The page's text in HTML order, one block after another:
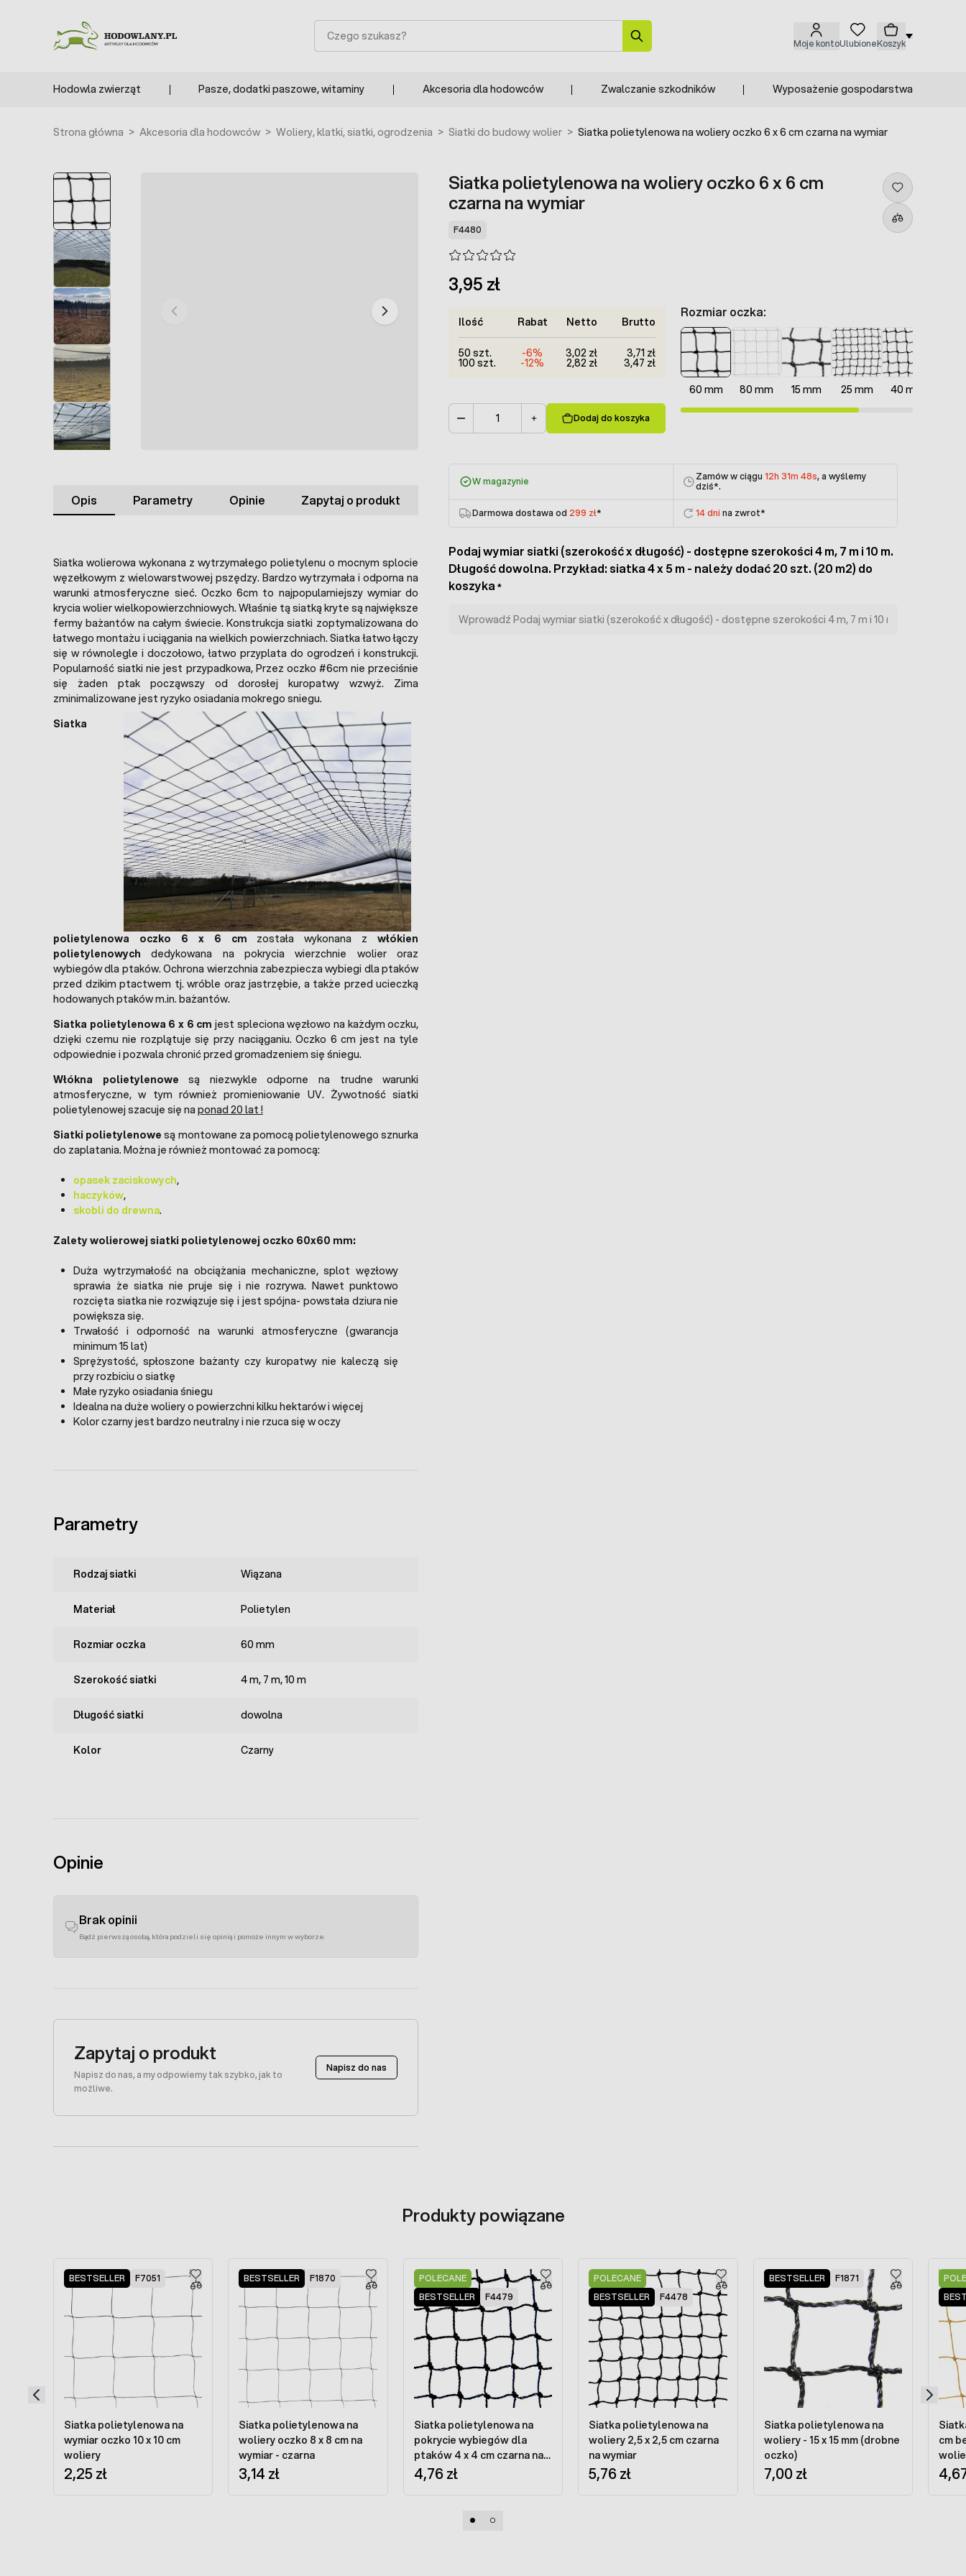
Moje kontoUlubioneKoszyk
Szukaj
Hodowla zwierząt Pasze, dodatki paszowe, witaminy Akcesoria dla hodowców Zwalczanie szkodników Wyposażenie gospodarstwa
Strona główna > Akcesoria dla hodowców > Woliery, klatki, siatki, ogrodzenia > Siatki do budowy wolier > Siatka polietylenowa na woliery oczko 6 x 6 cm czarna na wymiar
Siatka polietylenowa na woliery oczko 6 x 6 cm
czarna na wymiar
F4480
3,95 zł
Dodaj do koszyka
Rozmiar oczka:
60 mm 80 mm 15 mm 25 mm 40 mm
Ilość Rabat Netto Brutto
50 szt. -6% 3,02 zł 3,71 zł
100 szt. -12% 2,82 zł 3,47 zł
W magazynie Zamów w ciągu 12h 31m 47s, a wyślemy
dziś*.
Darmowa dostawa od 299 zł* 14 dni na zwrot*
Podaj wymiar siatki (szerokość x długość) - dostępne szerokości 4 m, 7 m i 10 m.
Długość dowolna. Przykład: siatka 4 x 5 m - należy dodać 20 szt. (20 m2) do
koszyka*
Opis Parametry Opinie Zapytaj o produkt
Siatka wolierowa wykonana z wytrzymałego polietylenu o mocnym splocie
węzełkowym z wielowarstwowej pszędzy. Bardzo wytrzymała i odporna na
warunki atmosferyczne sieć. Oczko 6cm to najpopularniejszy wymiar do
krycia wolier wielkopowierzchniowych. Właśnie tą siatką kryte są największe
fermy bażantów na całym świecie. Konstrukcja siatki zoptymalizowana do
łatwego montażu i uciągania na wielkich powierzchniach. Siatka łatwo łączy
się w równolegle i doczołowo, łatwo przyplata do ogrodzeń i konstrukcji.
Popularność siatki nie jest przypadkowa, Przez oczko #6cm nie przeciśnie
się żaden ptak począwszy od dorosłej kuropatwy wzwyż. Zima
zminimalizowane jest ryzyko osiadania mokrego sniegu.
Siatka
polietylenowa oczko 6 x 6 cm została wykonana zwłókien
polietylenowych dedykowana na pokrycia wierzchnie wolier oraz
wybiegów dla ptaków. Ochrona wierzchnia zabezpiecza wybiegi dla ptaków
przed dzikim ptactwem tj. wróble oraz jastrzębie, a także przed ucieczką
hodowanych ptaków m.in. bażantów.
Siatka polietylenowa 6 x 6 cm jest spleciona węzłowo na każdym oczku,
dzięki czemu nie rozplątuje się przy naciąganiu. Oczko 6 cm jest na tyle
odpowiednie i pozwala chronić przed gromadzeniem się śniegu.
Włókna polietylenowe są niezwykle odporne na trudne warunki
atmosferyczne, w tym również promieniowanie UV. Żywotność siatki
polietylenowej szacuje się na ponad 20 lat !
Siatki polietylenowe są montowane za pomocą polietylenowego sznurka
do zaplatania. Można je również montować za pomocą:
opasek zaciskowych,
haczyków,
skobli do drewna.
Zalety wolierowej siatki polietylenowej oczko 60x60 mm:
Duża wytrzymałość na obciążania mechaniczne, splot węzłowy
sprawia że siatka nie pruje się i nie rozrywa. Nawet punktowo
rozcięta siatka nie rozwiązuje się i jest spójna- powstała dziura nie
powiększa się.
Trwałość i odporność na warunki atmosferyczne (gwarancja
minimum 15 lat)
Sprężystość, spłoszone bażanty czy kuropatwy nie kaleczą się
przy rozbiciu o siatkę
Małe ryzyko osiadania śniegu
Idealna na duże woliery o powierzchni kilku hektarów i więcej
Kolor czarny jest bardzo neutralny i nie rzuca się w oczy
Parametry
Rodzaj siatki Wiązana
Materiał Polietylen
Rozmiar oczka 60 mm
Szerokość siatki 4 m, 7 m, 10 m
Długość siatki dowolna
Kolor Czarny
Opinie
Brak opinii
Bądź pierwszą osobą, która podzieli się opinią i pomoże innym w wyborze.
Zapytaj o produkt
Napisz do nas, a my odpowiemy tak szybko, jak to
możliwe.
Napisz do nas
Produkty powiązane
BESTSELLER F7051
Siatka polietylenowa na
wymiar oczko 10 x 10 cm
woliery
2,25 zł
BESTSELLER F1870
Siatka polietylenowa na
woliery oczko 8 x 8 cm na
wymiar - czarna
3,14 zł
POLECANE
BESTSELLER
F4479
Siatka polietylenowa na
pokrycie wybiegów dla
ptaków 4 x 4 cm czarna na
wymiar
4,76 zł
POLECANE
BESTSELLER
F4478
Siatka polietylenowa na
woliery 2,5 x 2,5 cm czarna
na wymiar
5,76 zł
BESTSELLER F1871
Siatka polietylenowa na
woliery - 15 x 15 mm (drobne
oczko)
7,00 zł
cm